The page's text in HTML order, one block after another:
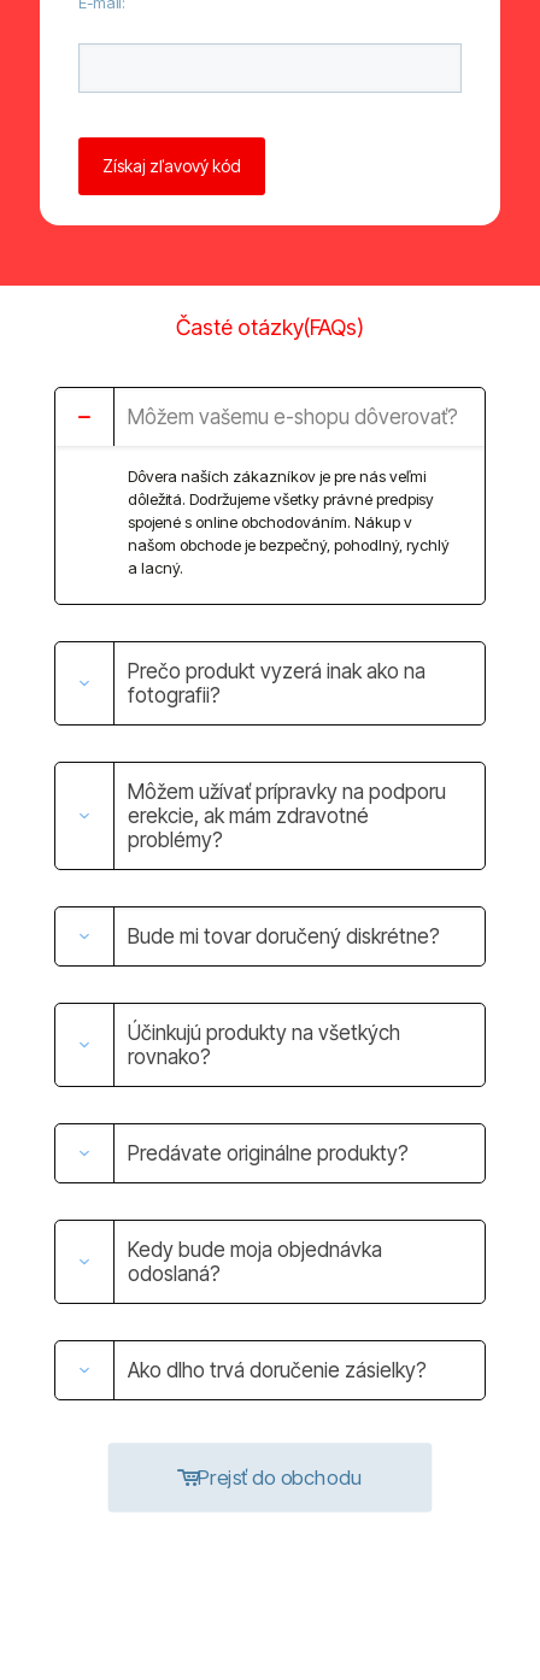
Časté otázky(FAQs)
Môžem vašemu e-shopu dôverovať?
Dôvera naších zákazníkov je pre nás veľmi
dôležitá. Dodržujeme všetky právné predpisy
spojené s online obchodováním. Nákup v
našom obchode je bezpečný, pohodlný, rychlý
a lacný.
Prečo produkt vyzerá inak ako na
fotografii?
Môžem užívať prípravky na podporu
erekcie, ak mám zdravotné
problémy?
Bude mi tovar doručený diskrétne?
Účinkujú produkty na všetkých
rovnako?
Predávate originálne produkty?
Kedy bude moja objednávka
odoslaná?
Ako dlho trvá doručenie zásielky?
Prejsť do obchodu